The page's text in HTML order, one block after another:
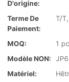
D'origine:
Terme De
Paiement:
T/
MOQ:
1 pc
Modèle NON:
Matériel: